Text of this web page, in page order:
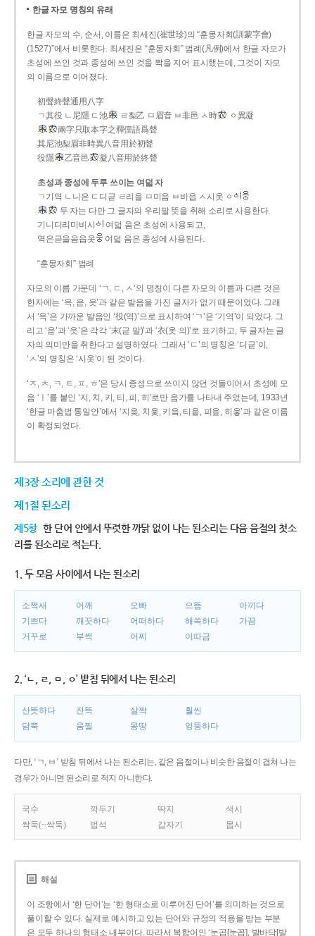
한글 자모 명칭의 유래
한글 자모의 수, 순서, 이름은 최세진(崔世珍)의 “훈몽자회(訓蒙字會)
(1527)”에서 비롯한다. 최세진은 “훈몽자회” 범례(凡例)에서 한글 자모가
초성에 쓰인 것과 종성에 쓰인 것을 짝을 지어 표시했는데, 그것이 자모
의 이름으로 이어졌다.
初聲終聲通用八字
ㄱ其役 ㄴ尼隱 ㄷ池
ㄹ梨乙 ㅁ眉音 ㅂ非邑 ㅅ時
ㆁ異凝
兩字只取本字之釋俚語爲聲
其尼池梨眉非時異八音用於初聲
役隱
乙音邑 凝八音用於終聲
초성과 종성에 두루 쓰이는 여덟 자
ㄱ기역 ㄴ니은 ㄷ디귿 ㄹ리을 ㅁ미음 ㅂ비읍 ㅅ시옷 ㆁ
두 자는 다만 그 글자의 우리말 뜻을 취해 소리로 사용한다.
기니디리미비시
여덟 음은 초성에 사용되고,
역은귿을음읍옷
여덟 음은 종성에 사용된다.
“훈몽자회” 범례
자모의 이름 가운데 ‘ㄱ, ㄷ, ㅅ’의 명칭이 다른 자모의 이름과 다른 것은
한자에는 ‘윽, 읃, 읏’과 같은 발음을 가진 글자가 없기 때문이었다. 그래
서 ‘윽’은 가까운 발음인 ‘役(역)’으로 표시하여 ‘ㄱ’은 ‘기역’이 되었다. 그
리고 ‘읃’과 ‘읏’은 각각 ‘末(귿 말)’과 ‘衣(옷 의)’로 표기하고, 두 글자는 글
자의 의미만을 취한다고 설명하였다. 그래서 ‘ㄷ’의 명칭은 ‘디귿’이,
‘ㅅ’의 명칭은 ‘시옷’이 된 것이다.
‘ㅈ, ㅊ, ㅋ, ㅌ, ㅍ, ㅎ’은 당시 종성으로 쓰이지 않던 것들이어서 초성에 모
음 ‘ㅣ’를 붙인 ‘지, 치, 키, 티, 피, 히’로만 음가를 나타내 주었는데, 1933년
‘한글 마춤법 통일안’에서 ‘지읒, 치읓, 키읔, 티읕, 피읖, 히읗’과 같은 이름
이 확정되었다.
제3장 소리에 관한 것
제1절 된소리
제5항 한 단어 안에서 뚜렷한 까닭 없이 나는 된소리는 다음 음절의 첫소
리를 된소리로 적는다.
1. 두 모음 사이에서 나는 된소리
소쩍새 어깨 오빠 으뜸
아끼다
기쁘다
깨끗하다 어떠하다 해쓱하다
가끔
거꾸로
부썩 어찌 이따금
2. ‘ㄴ, ㄹ, ㅁ, ㅇ’ 받침 뒤에서 나는 된소리
산뜻하다 잔뜩 살짝
훨씬
담뿍
움찔 몽땅 엉뚱하다
다만, ‘ㄱ, ㅂ’ 받침 뒤에서 나는 된소리는, 같은 음절이나 비슷한 음절이 겹쳐 나는
경우가 아니면 된소리로 적지 아니한다.
국수 깍두기 딱지
색시
싹둑(~싹둑)
법석 갑자기 몹시
해설
이 조항에서 ‘한 단어’는 ‘한 형태소로 이루어진 단어’를 의미하는 것으로
풀이할 수 있다. 실제로 예시하고 있는 단어와 규정의 적용을 받는 부분
은 모두 하나의 형태소 내부이다. 따라서 복합어인 ‘눈곱[눈꼽], 발바닥[발